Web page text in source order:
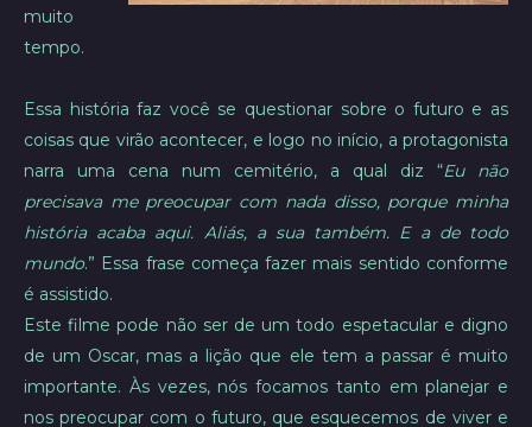
muito
tempo.
Essa história faz você se questionar sobre o futuro e as
coisas que virão acontecer, e logo no início, a protagonista
narra uma cena num cemitério, a qual diz “Eu não
precisava me preocupar com nada disso, porque minha
história acaba aqui. Aliás, a sua também. E a de todo
mundo.” Essa frase começa fazer mais sentido conforme
é assistido.
Este filme pode não ser de um todo espetacular e digno
de um Oscar, mas a lição que ele tem a passar é muito
importante. Às vezes, nós focamos tanto em planejar e
nos preocupar com o futuro, que esquecemos de viver e